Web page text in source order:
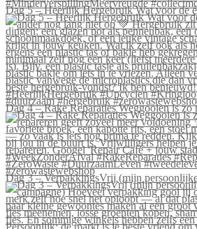
Dag 5 – Heerlijk Hergebruik Wat voor de
Dag 4 – Rake Reparaties Weggooien is
Dag 3 – VerpakkingsVrij (mijn